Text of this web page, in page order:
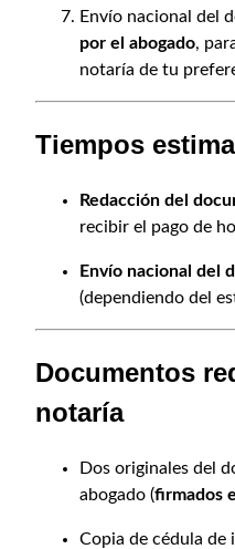
Envío nacional del
por el abogado,
notaría de tu
Tiempos
Redacción del
recibir el pago de
Envío nacional del
(dependiendo del
Documentos
notaría
Dos originales del
abogado (firmados
Copia de cédula de